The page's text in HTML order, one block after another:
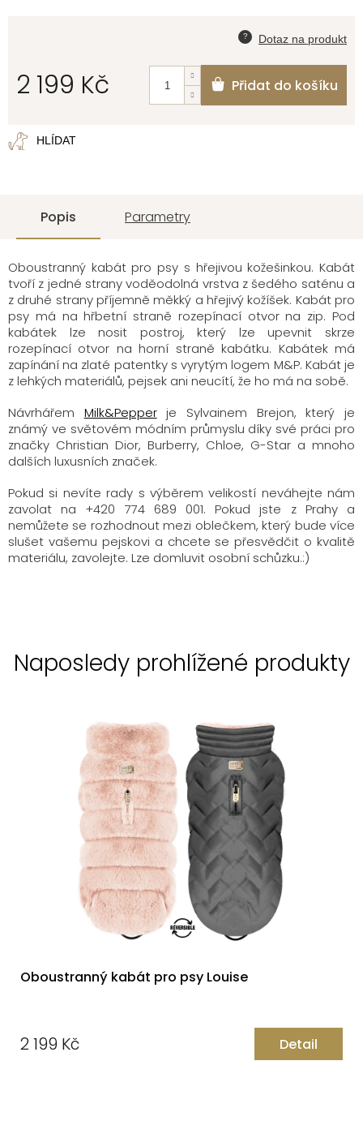
2 199 Kč Přidat do košíku
HLÍDAT
Popis Parametry
Oboustranný kabát pro psy s hřejivou kožešinkou. Kabát
tvoří z jedné strany voděodolná vrstva z šedého saténu a
z druhé strany příjemně měkký a hřejivý kožíšek. Kabát pro
psy má na hřbetní straně rozepínací otvor na zip. Pod
kabátek lze nosit postroj, který lze upevnit skrze
rozepínací otvor na horní straně kabátku. Kabátek má
zapínání na zlaté patentky s vyrytým logem M&P. Kabát je
z lehkých materiálů, pejsek ani neucítí, že ho má na sobě.
Návrhářem Milk&Pepperje Sylvainem Brejon, který je
známý ve světovém módním průmyslu díky své práci pro
značky Christian Dior, Burberry, Chloe, G-Star a mnoho
dalších luxusních značek.
Pokud si nevíte rady s výběrem velikostí neváhejte nám
zavolat na +420 774 689 001. Pokud jste z Prahy a
nemůžete se rozhodnout mezi oblečkem, který bude více
slušet vašemu pejskovi a chcete se přesvědčit o kvalitě
materiálu, zavolejte. Lze domluvit osobní schůzku.:)
Naposledy prohlížené produkty
Oboustranný kabát pro psy Louise
2 199 Kč Detail